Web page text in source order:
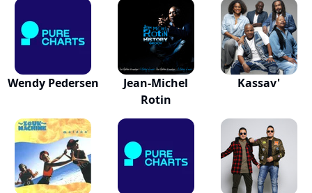
Wendy Pedersen
Jean-Michel
Rotin
Kassav'